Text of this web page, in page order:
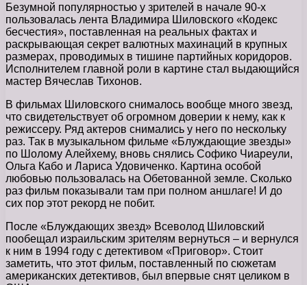
Безумной популярностью у зрителей в начале 90-х
пользовалась лента Владимира Шиловского «Кодекс
бесчестия», поставленная на реальных фактах и
раскрывающая секрет валютных махинаций в крупных
размерах, проводимых в тишине партийных коридоров.
Исполнителем главной роли в картине стал выдающийся
мастер Вячеслав Тихонов.
В фильмах Шиловского снималось вообще много звезд,
что свидетельствует об огромном доверии к нему, как к
режиссеру. Ряд актеров снимались у него по нескольку
раз. Так в музыкальном фильме «Блуждающие звезды»
по Шолому Алейхему, вновь снялись Софико Чиареули,
Ольга Кабо и Лариса Удовиченко. Картина особой
любовью пользовалась на Обетованной земле. Сколько
раз фильм показывали там при полном аншлаге! И до
сих пор этот рекорд не побит.
После «Блуждающих звезд» Всеволод Шиловский
пообещал израильским зрителям вернуться – и вернулся
к ним в 1994 году с детективом «Приговор». Стоит
заметить, что этот фильм, поставленный по сюжетам
американских детективов, был впервые снят целиком в